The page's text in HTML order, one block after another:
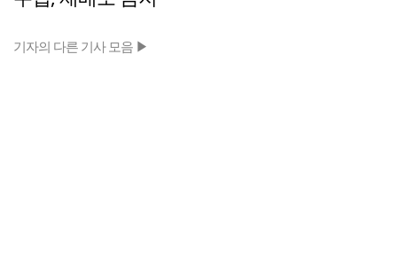
기자의 다른 기사 모음 ▶